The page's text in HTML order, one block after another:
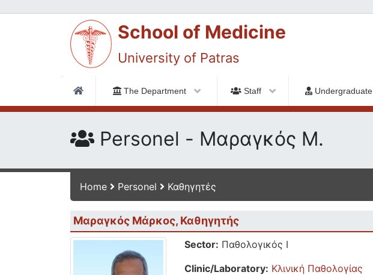
School of Medicine
University of Patras
The Department Staff Undergraduate
Personel - Μαραγκός Μ.
Home Personel Καθηγητές
Μαραγκός Μάρκος, Καθηγητής
Sector: Παθολογικός Ι
Clinic/Laboratory: Κλινική Παθολογίας